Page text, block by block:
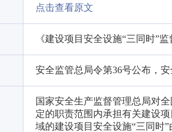
点击查看原文
《建设项目安全设施“三同时”
安全监管总局令第36号公布，
国家安全生产监督管理总局对
定的职责范围内承担有关建设项
域的建设项目安全设施“三同时